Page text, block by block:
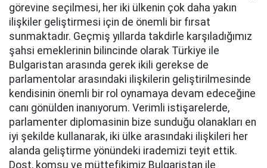
görevine seçilmesi, her iki ülkenin çok daha yakın
ilişkiler geliştirmesi için de önemli bir fırsat
sunmaktadır. Geçmiş yıllarda takdirle karşıladığımız
şahsi emeklerinin bilincinde olarak Türkiye ile
Bulgaristan arasında gerek ikili gerekse de
parlamentolar arasındaki ilişkilerin geliştirilmesinde
kendisinin önemli bir rol oynamaya devam edeceğine
canı gönülden inanıyorum. Verimli istişarelerde,
parlamenter diplomasinin bize sunduğu olanakları en
iyi şekilde kullanarak, iki ülke arasındaki ilişkileri her
alanda geliştirme yönündeki irademizi teyit ettik.
Dost, komşu ve müttefikimiz Bulgaristan ile